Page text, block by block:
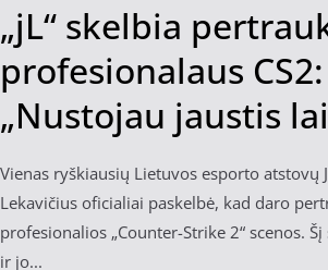
„jL“ skelbia
profesionalaus CS2:
„Nustojau jaustis
Vienas ryškiausių Lietuvos esporto atstovų
Lekavičius oficialiai paskelbė, kad daro
profesionalios „Counter-Strike 2“ scenos.
ir jo...